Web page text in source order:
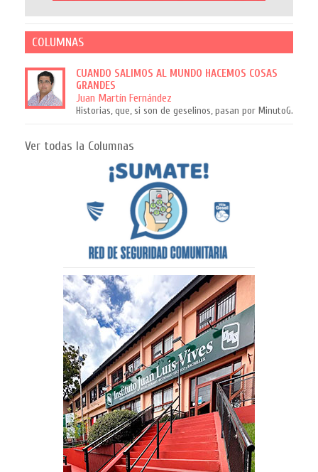
COLUMNAS
CUANDO SALIMOS AL MUNDO HACEMOS COSAS
GRANDES
Juan Martín Fernández
Historias, que, si son de geselinos, pasan por MinutoG.
Ver todas la Columnas